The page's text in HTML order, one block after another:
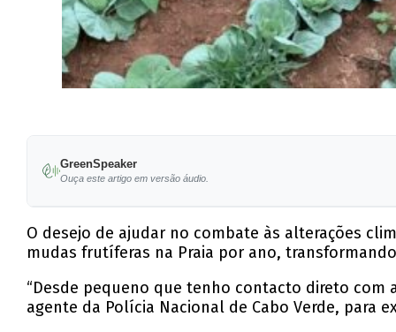
GreenSpeaker
Ouça este artigo em versão áudio.
O desejo de ajudar no combate às alterações
mudas frutíferas na Praia por ano,
“Desde pequeno que tenho contacto direto com
agente da Polícia Nacional de Cabo Verde, para